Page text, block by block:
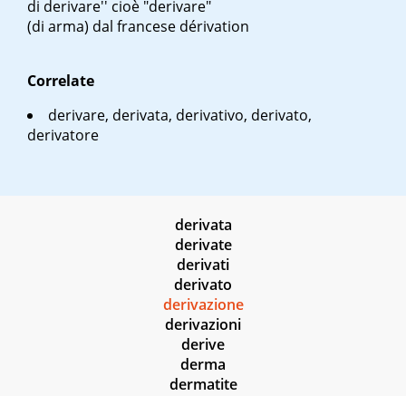
di derivare'' cioè "derivare"
(di arma) dal francese dérivation
Correlate
derivare, derivata, derivativo, derivato,
derivatore
derivata
derivate
derivati
derivato
derivazione
derivazioni
derive
derma
dermatite